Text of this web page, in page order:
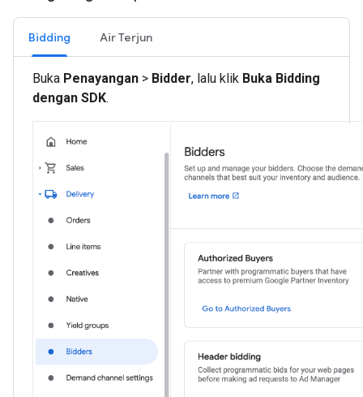
Bidding Air Terjun
Buka Penayangan > Bidder, lalu klik Buka Bidding
dengan SDK.